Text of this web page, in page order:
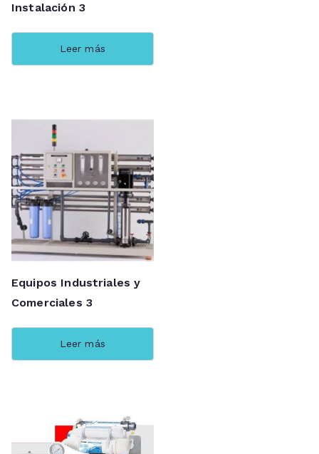
Instalación 3
Leer más
Equipos Industriales y
Comerciales 3
Leer más